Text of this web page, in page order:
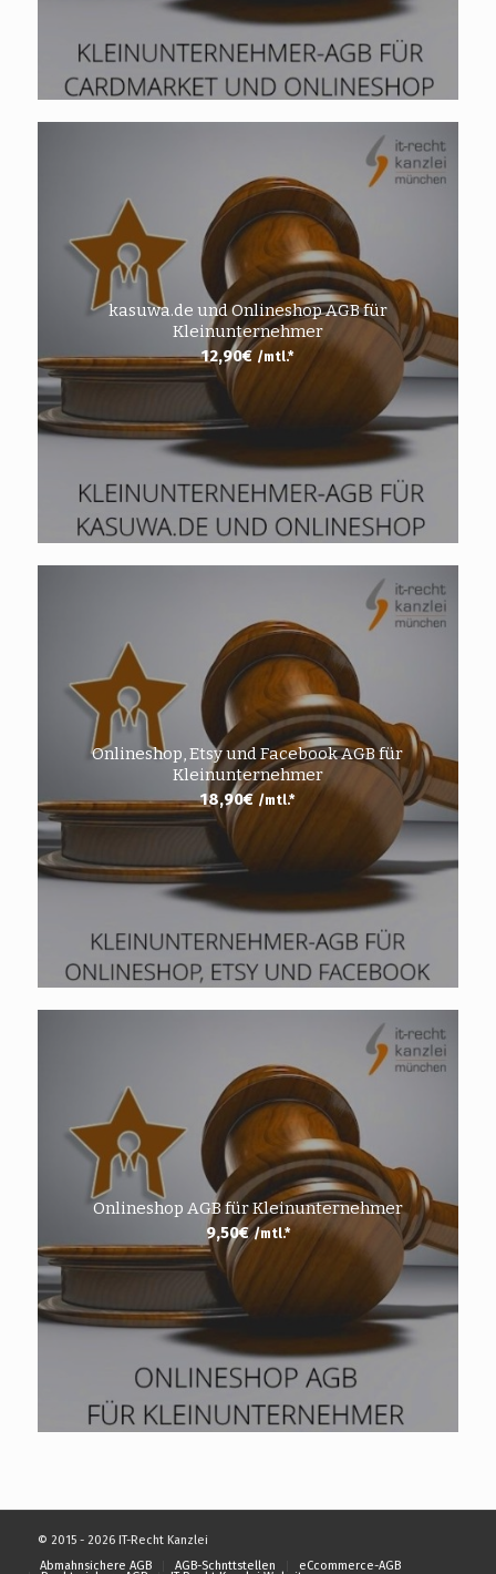
kasuwa.de und Onlineshop AGB für
Kleinunternehmer
12,90€ /mtl.*
Onlineshop, Etsy und Facebook AGB für
Kleinunternehmer
18,90€ /mtl.*
Onlineshop AGB für Kleinunternehmer
9,50€ /mtl.*
© 2015 - 2026 IT-Recht Kanzlei
Abmahnsichere AGB
AGB-Schnttstellen eCcommerce-AGB